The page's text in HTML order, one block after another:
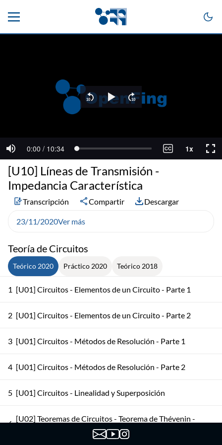
Teoría de Circuitos
Teórico 2020 Práctico 2020 Teórico 2018
1 [U01] Circuitos - Elementos de un Circuito - Parte 1
2 [U01] Circuitos - Elementos de un Circuito - Parte 2
3 [U01] Circuitos - Métodos de Resolución - Parte 1
4 [U01] Circuitos - Métodos de Resolución - Parte 2
5 [U01] Circuitos - Linealidad y Superposición
6 [U02] Teoremas de Circuitos - Teorema de Thévenin -
[U10] Líneas de Transmisión -
Impedancia Característica
Transcripción Compartir Descargar
23/11/2020Ver más